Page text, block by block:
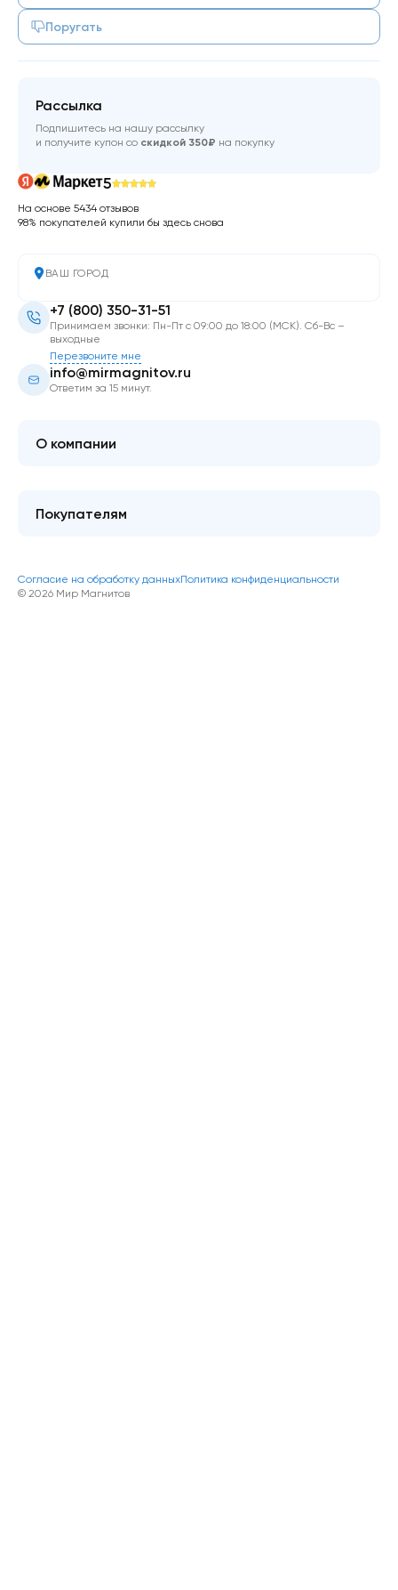
Поругать
ВАШ ГОРОД
+7 (800) 350-31-51
Принимаем звонки: Пн-Пт с 09:00 до 18:00 (МСК). Сб-Вс –
выходные
Перезвоните мне
info@mirmagnitov.ru
Ответим за 15 минут.
Покупателям
Доставка и оплата
О компании
Как оформить покупку
Рассылка
Подпишитесь на нашу рассылку
и получите купон со скидкой 350₽ на покупку
5
На основе 5434 отзывов
98% покупателей купили бы здесь снова
© 2026 Мир Магнитов
Согласие на обработку данныхПолитика конфиденциальности